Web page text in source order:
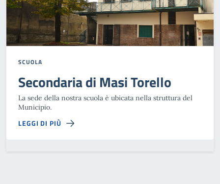
SCUOLA
Secondaria di Masi Torello
La sede della nostra scuola è ubicata nella struttura del
Municipio.
LEGGI DI PIÙ